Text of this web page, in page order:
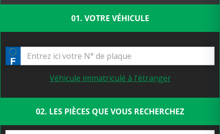
01. VOTRE VÉHICULE
Véhicule immatriculé à l'étranger
02. LES PIÈCES QUE VOUS RECHERCHEZ